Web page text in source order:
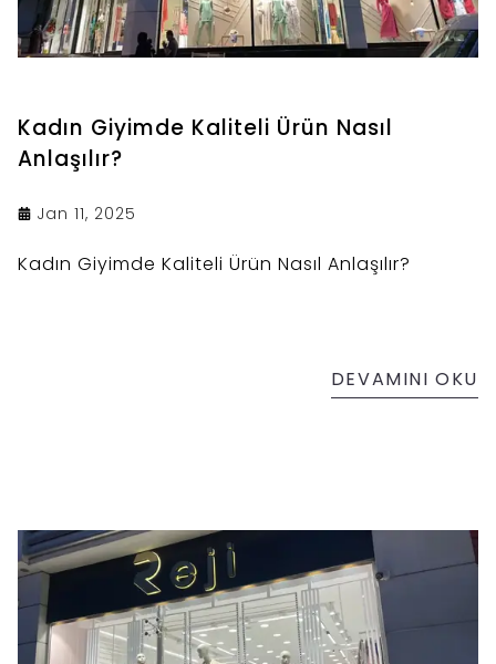
Kadın Giyimde Kaliteli Ürün Nasıl
Anlaşılır?
Jan 11, 2025
Kadın Giyimde Kaliteli Ürün Nasıl Anlaşılır?
DEVAMINI OKU